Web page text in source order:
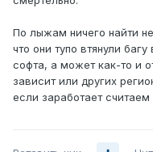
По лыжам ничего найти
что они тупо втянули
софта, а может как-то и
зависит или других
если заработает считаем